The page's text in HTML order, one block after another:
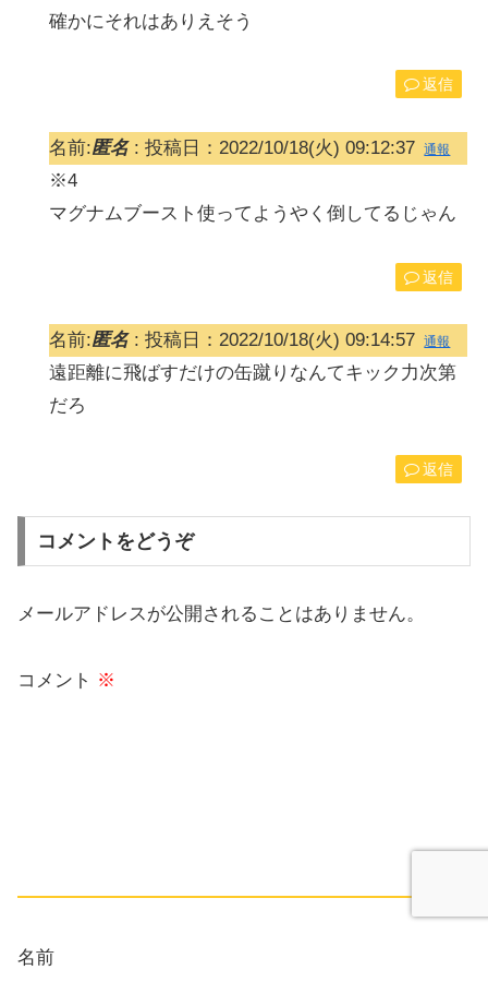
確かにそれはありえそう
返信
名前:匿名: 投稿日：2022/10/18(火) 09:12:37 通報
※4
マグナムブースト使ってようやく倒してるじゃん
返信
名前:匿名: 投稿日：2022/10/18(火) 09:14:57 通報
遠距離に飛ばすだけの缶蹴りなんてキック力次第
だろ
返信
コメントをどうぞ
メールアドレスが公開されることはありません。
コメント ※
名前